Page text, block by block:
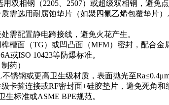
双相钢（2205、2507）或超级双相钢，避免点
需选用耐腐蚀垫片（如聚四氟乙烯包覆垫片）
需配置静电跨接线，避免火花产生。
槽面（TG）或凹凸面（MFM）密封，配合金
或ISO 10423等防爆标准。
药）
锈钢或更高卫生级材质，表面抛光至Ra≤0.4μm
卡箍连接或RF密封面+硅胶垫片，避免死角和
生标准或ASME BPE规范。